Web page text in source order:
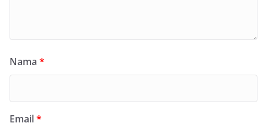
Nama *
Email*